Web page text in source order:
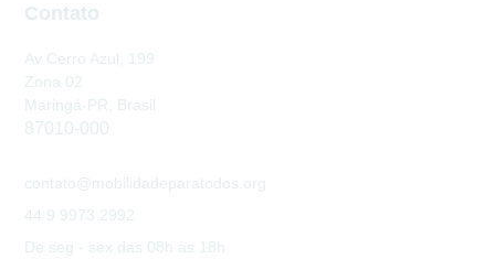
Contato
Av Cerro Azul, 199
Zona 02
Maringá-PR, Brasil
87010-000
contato@mobilidadeparatodos.org
44 9 9973 2992
De seg - sex das 08h às 18h